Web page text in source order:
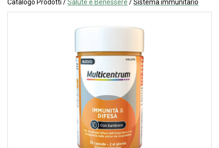
Catalogo Prodotti /Salute e Benessere /Sistema immunitario